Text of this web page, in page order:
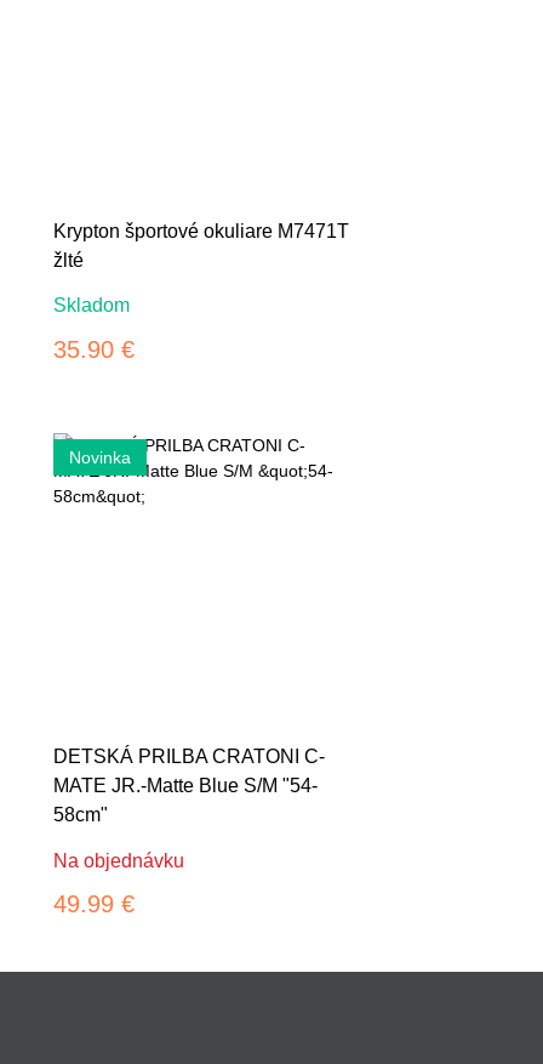
Krypton športové okuliare M7471T
žlté
Skladom
35.90 €
DETSKÁ PRILBA CRATONI C-
MATE JR.-Matte Blue S/M "54-
58cm"
Na objednávku
49.99 €